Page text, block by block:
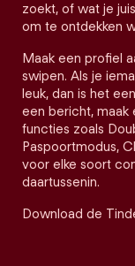
zoekt, of wat je
om te ontdekken
Maak een profiel
swipen. Als je
leuk, dan is het
een bericht, maak
functies zoals
Paspoortmodus,
voor elke soort
daartussenin.
Download de